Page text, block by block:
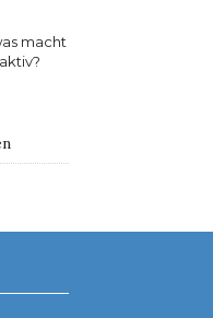
macht